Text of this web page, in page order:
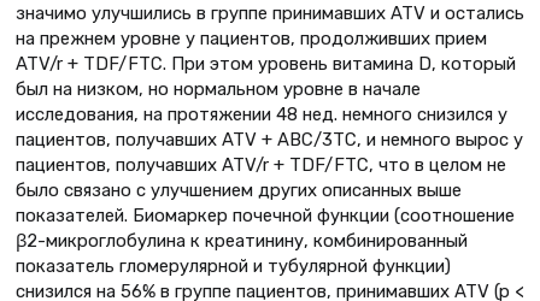
значимо улучшились в группе принимавших ATV и остались
на прежнем уровне у пациентов, продолживших прием
ATV/r + TDF/FTC. При этом уровень витамина D, который
был на низком, но нормальном уровне в начале
исследования, на протяжении 48 нед. немного снизился у
пациентов, получавших ATV + ABC/3TC, и немного вырос у
пациентов, получавших ATV/r + TDF/FTC, что в целом не
было связано с улучшением других описанных выше
показателей. Биомаркер почечной функции (соотношение
β2-микроглобулина к креатинину, комбинированный
показатель гломерулярной и тубулярной функции)
снизился на 56% в группе пациентов, принимавших ATV (p <